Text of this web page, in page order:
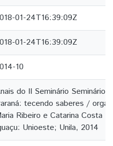
01-24T16:39:09Z
01-24T16:39:09Z
10
do II Seminário Seminário
tecendo saberes /
Ribeiro e Catarina Costa
Unioeste; Unila, 2014